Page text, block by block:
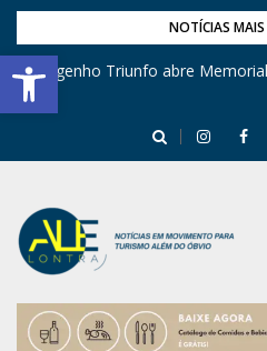
Barra de Ferramentas Aberta
NOTÍCIAS MAIS
Engenho Triunfo abre